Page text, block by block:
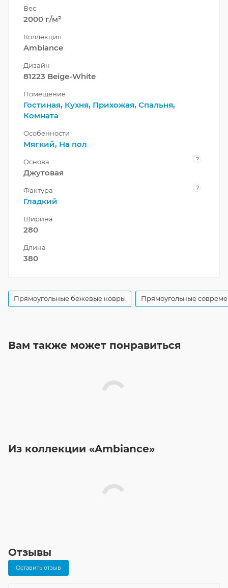
Вес
2000 г/м²
Коллекция
Ambiance
Дизайн
81223 Beige-White
Помещение
Гостиная, Кухня, Прихожая, Спальня,
Комната
Особенности
Мягкий, На пол
Основа ?
Джутовая
Фактура ?
Гладкий
Ширина
280
Длина
380
Прямоугольные бежевые ковры Прямоугольные
Вам также может понравиться
Из коллекции «Ambiance»
Отзывы
Оставить отзыв